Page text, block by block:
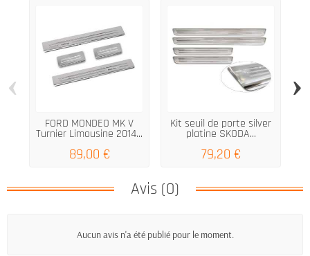
FORD MONDEO MK V
Turnier Limousine 2014...
89,00 €
Kit seuil de porte silver
platine SKODA...
79,20 €
‹ ›
Avis (0)
Aucun avis n'a été publié pour le moment.